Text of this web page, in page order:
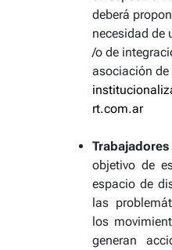
deberá
necesidad de
/o de
asociación
rt.com.ar
objetivo de
espacio de
las
los
generan